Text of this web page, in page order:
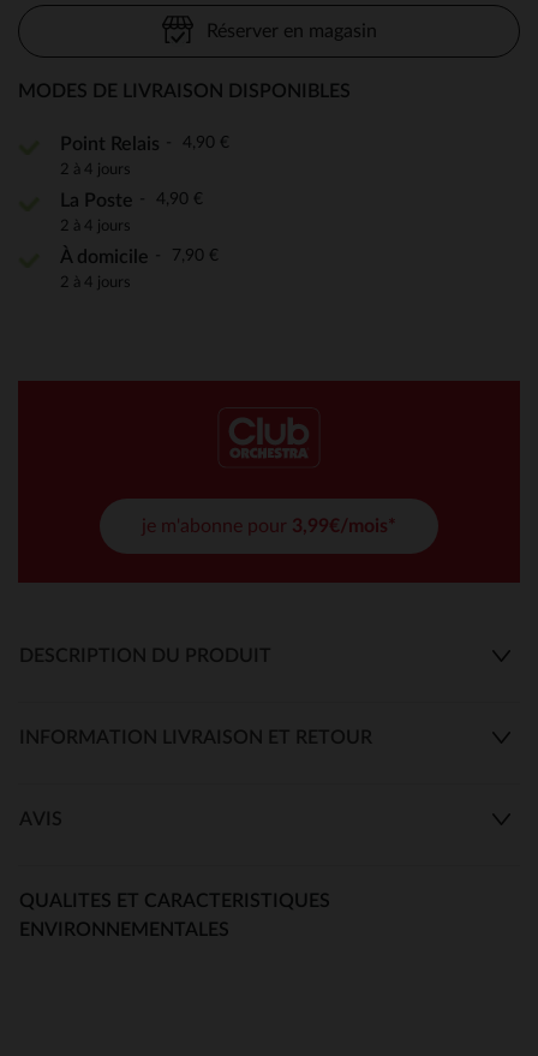
Réserver en magasin
MODES DE LIVRAISON DISPONIBLES
Point Relais 4,90 €
2 à 4 jours
La Poste 4,90 €
2 à 4 jours
À domicile 7,90 €
2 à 4 jours
je m'abonne pour 3,99€/mois*
DESCRIPTION DU PRODUIT
INFORMATION LIVRAISON ET RETOUR
AVIS
QUALITES ET CARACTERISTIQUES
ENVIRONNEMENTALES